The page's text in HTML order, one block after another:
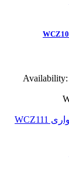
Availability: